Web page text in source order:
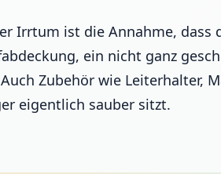
Irrtum ist die Annahme, dass
ein nicht ganz
Zubehör wie Leiterhalter,
eigentlich sauber sitzt.